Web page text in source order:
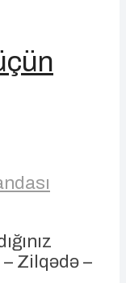
Zilqədə –